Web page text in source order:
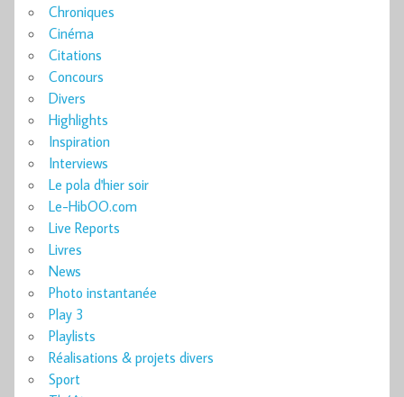
Chroniques
Cinéma
Citations
Concours
Divers
Highlights
Inspiration
Interviews
Le pola d'hier soir
Le-HibOO.com
Live Reports
Livres
News
Photo instantanée
Play 3
Playlists
Réalisations & projets divers
Sport